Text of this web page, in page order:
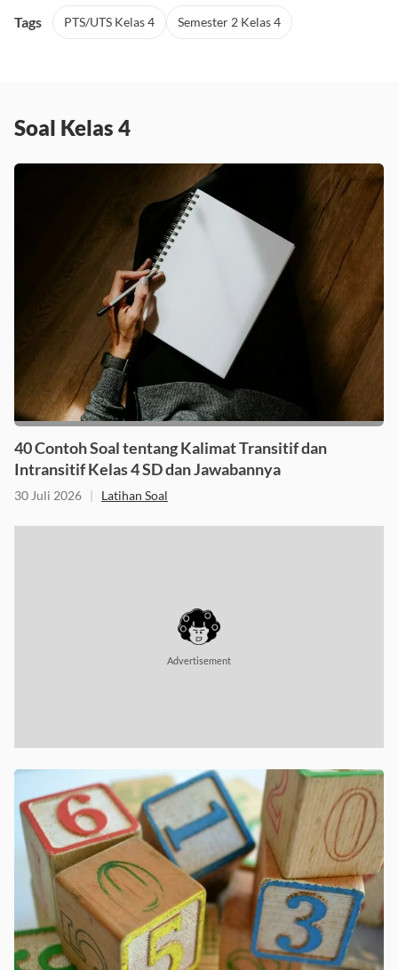
Tags PTS/UTS Kelas 4 Semester 2 Kelas 4
Soal Kelas 4
40 Contoh Soal tentang Kalimat Transitif dan
Intransitif Kelas 4 SD dan Jawabannya
30 Juli 2026 | Latihan Soal
Advertisement